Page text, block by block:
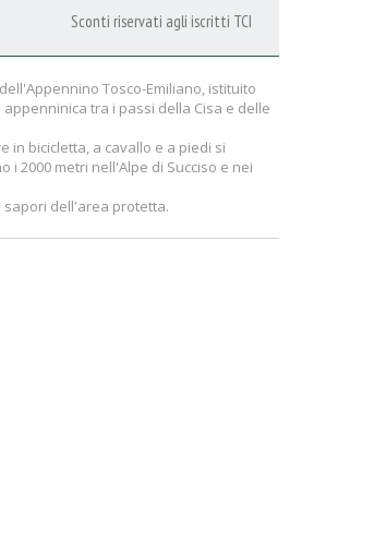
Sconti riservati agli iscritti TCI
Tosco-Emiliano, istituito
tra i passi della Cisa e delle
in bicicletta, a cavallo e a piedi si
2000 metri nell'Alpe di Succiso e nei
sapori dell'area protetta.